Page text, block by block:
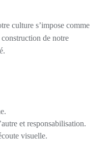
culture s’impose comme
de notre
et responsabilisation.
visuelle.